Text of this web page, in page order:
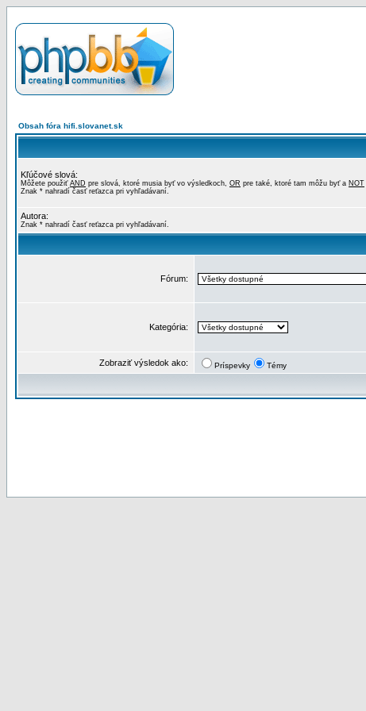
Obsah fóra hifi.slovanet.sk
Kľúčové slová:
Môžete použiť AND pre slová, ktoré musia byť vo výsledkoch, OR pre také, ktoré tam môžu byť a NOT
Znak * nahradí časť reťazca pri vyhľadávaní.
Autora:
Znak * nahradí časť reťazca pri vyhľadávaní.
Fórum:
Kategória:
Zobraziť výsledok ako: Príspevky Témy